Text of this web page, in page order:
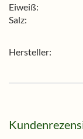
Eiweiß:
Salz:
Hersteller: